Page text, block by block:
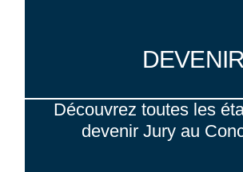
DEVENIR
Découvrez toutes les
devenir Jury au